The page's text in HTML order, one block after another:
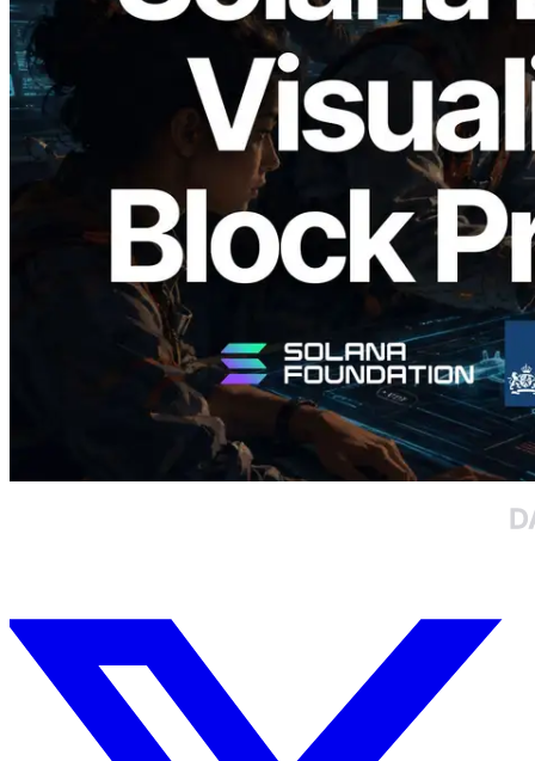
2026.05.24
Validators Solutions, Solana Block
Analyzer'ı Yayınladı — Slot Başına Blok
Üretim Süresi ve Görevli Doğrulayıcı
Görselleştirmesi
Bu makaleyi oku